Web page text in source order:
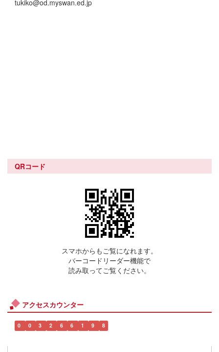
tukiko@od.myswan.ed.jp
QRコード
スマホからもご覧になれます。
バーコードリーダー機能で
読み取ってご覧ください。
アクセスカウンター
0 0 3 2 6 6 1 9 8